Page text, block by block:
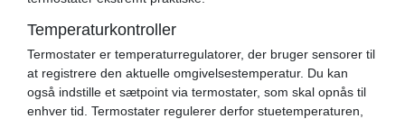
Temperaturkontroller
Termostater er temperaturregulatorer, der bruger sensorer til
at registrere den aktuelle omgivelsestemperatur. Du kan
også indstille et sætpoint via termostater, som skal opnås til
enhver tid. Termostater regulerer derfor stuetemperaturen,